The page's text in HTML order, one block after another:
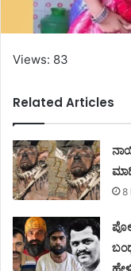
Views: 83
Related Articles
8